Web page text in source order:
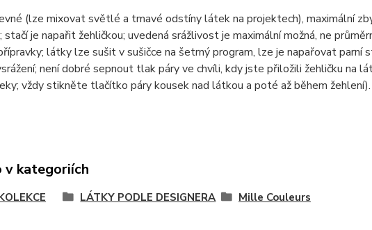
(lze mixovat světlé a tmavé odstíny látek na projektech), maximální
je napařit žehličkou; uvedená srážlivost je maximální možná, ne
látky lze sušit v sušičce na šetrný program, lze je napařovat parní
není dobré sepnout tlak páry ve chvíli, kdy jste přiložili žehličku na
vždy stikněte tlačítko páry kousek nad látkou a poté až během žehlení).
v kategoriích
LÁTKY PODLE DESIGNERA Mille Couleurs